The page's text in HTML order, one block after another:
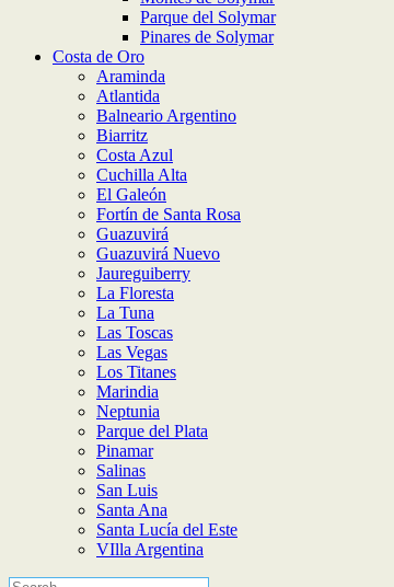
Parque del Solymar
Pinares de Solymar
Costa de Oro
Araminda
Atlantida
Balneario Argentino
Biarritz
Costa Azul
Cuchilla Alta
El Galeón
Fortín de Santa Rosa
Guazuvirá
Guazuvirá Nuevo
Jaureguiberry
La Floresta
La Tuna
Las Toscas
Las Vegas
Los Titanes
Marindia
Neptunia
Parque del Plata
Pinamar
Salinas
San Luis
Santa Ana
Santa Lucía del Este
VIlla Argentina